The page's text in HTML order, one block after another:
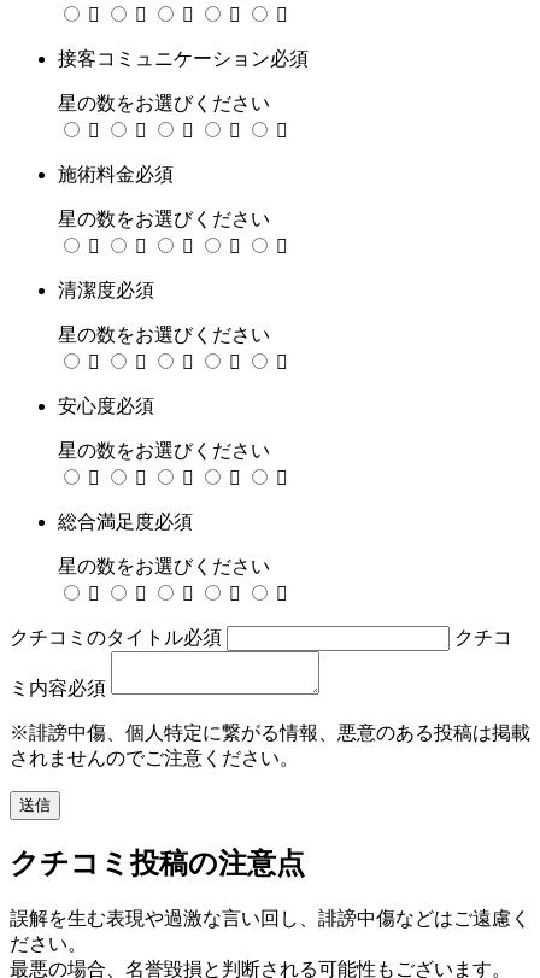

   
接客コミュニケーション必須
星の数をお選びください

   
施術料金必須
星の数をお選びください

   
清潔度必須
星の数をお選びください

   
安心度必須
星の数をお選びください

   
総合満足度必須
星の数をお選びください

   
クチコミのタイトル必須 クチコ
ミ内容必須
※誹謗中傷、個人特定に繋がる情報、悪意のある投稿は掲載
されませんのでご注意ください。
クチコミ投稿の注意点
誤解を生む表現や過激な言い回し、誹謗中傷などはご遠慮く
ださい。
最悪の場合、名誉毀損と判断される可能性もございます。